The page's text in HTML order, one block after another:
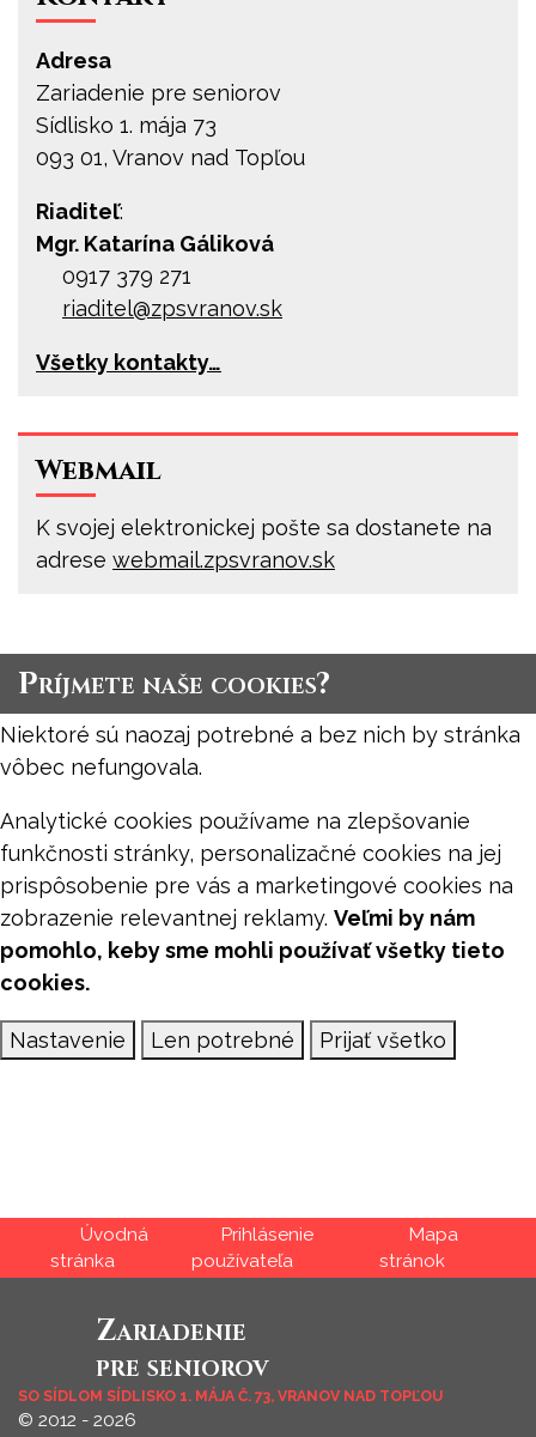
Adresa
Zariadenie pre seniorov
Sídlisko 1. mája 73
093 01, Vranov nad Topľou
Riaditeľ:
Mgr. Katarína Gáliková
0917 379 271
riaditel@zpsvranov.sk
Všetky kontakty…
Webmail
K svojej elektronickej pošte sa dostanete na
adrese webmail.zpsvranov.sk
Úvod Prihlásenie Mapa
Zariadenie
pre seniorov
SO SÍDLOM SÍDLISKO 1. MÁJA Č. 73, VRANOV NAD TOPĽOU
© 2012 - 2026
Príjmete naše cookies?
Niektoré sú naozaj potrebné a bez nich by stránka
vôbec nefungovala.
Analytické cookies používame na zlepšovanie
funkčnosti stránky, personalizačné cookies na jej
prispôsobenie pre vás a marketingové cookies na
zobrazenie relevantnej reklamy. Veľmi by nám
pomohlo, keby sme mohli používať všetky tieto
cookies.
Nastavenie Len potrebné Prijať všetko